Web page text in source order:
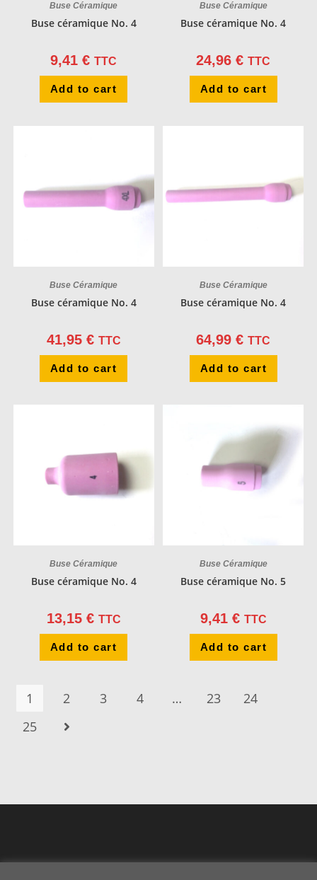
Buse Céramique
Buse céramique No. 4
9,41€ TTC
Add to cart
Buse Céramique
Buse céramique No. 4
24,96€ TTC
Add to cart
Buse Céramique
Buse céramique No. 4
41,95 € TTC
Add to cart
Buse Céramique
Buse céramique No. 4
64,99€ TTC
Add to cart
Buse Céramique
Buse céramique No. 4
13,15 € TTC
Add to cart
Buse Céramique
Buse céramique No. 5
9,41 € TTC
Add to cart
1 2 3 4 … 23
24
25